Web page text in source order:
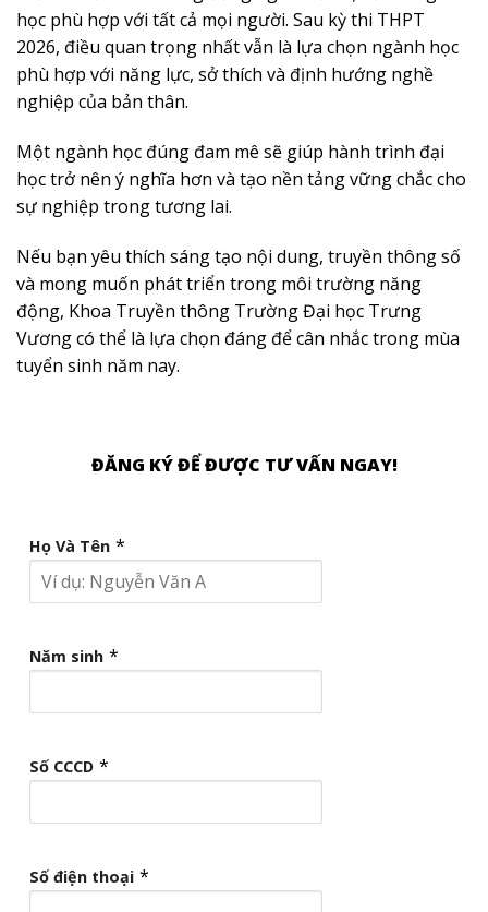
học phù hợp với tất cả mọi người. Sau kỳ thi THPT
2026, điều quan trọng nhất vẫn là lựa chọn ngành học
phù hợp với năng lực, sở thích và định hướng nghề
nghiệp của bản thân.
Một ngành học đúng đam mê sẽ giúp hành trình đại
học trở nên ý nghĩa hơn và tạo nền tảng vững chắc cho
sự nghiệp trong tương lai.
Nếu bạn yêu thích sáng tạo nội dung, truyền thông số
và mong muốn phát triển trong môi trường năng
động, Khoa Truyền thông Trường Đại học Trưng
Vương có thể là lựa chọn đáng để cân nhắc trong mùa
tuyển sinh năm nay.
ĐĂNG KÝ ĐỂ ĐƯỢC TƯ VẤN NGAY!
Họ Và Tên *
Năm sinh *
Số CCCD *
Số điện thoại *